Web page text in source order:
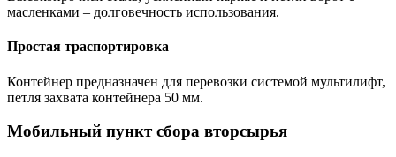
масленками – долговечность использования.
Простая траспортировка
Контейнер предназначен для перевозки системой мультилифт,
петля захвата контейнера 50 мм.
Мобильный пункт сбора вторсырья